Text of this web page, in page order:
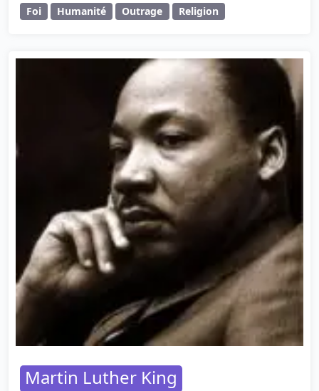
Foi Humanité Outrage Religion
Martin Luther King